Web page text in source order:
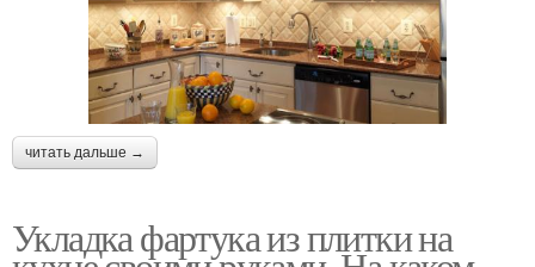
читать дальше →
Укладка фартука из плитки на